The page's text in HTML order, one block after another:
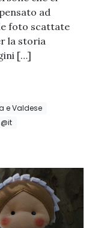
ad
foto scattate
la storia
[…]
e Valdese